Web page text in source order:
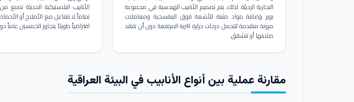
التجارية الرديئة. لذلك، يتم تصميم الأنابيب الهندسية في مجموعة
بوير بإضافة مواد مثبتة للأشعة فوق البنفسجية ومعاملات
مرونة متقدمة لتتحمل درجات حرارة التربة المرتفعة دون أن تفقد
صلابتها أو تتشقق.
الأنابيب البلاستيكية الحديثة تصنع
تماماً لا تتفاعل مع الأملاح أو
افتراضياً طويلاً يتجاوز الخمسين عاماً
مقارنة عملية بين أنواع الأنابيب في البيئة العراقية